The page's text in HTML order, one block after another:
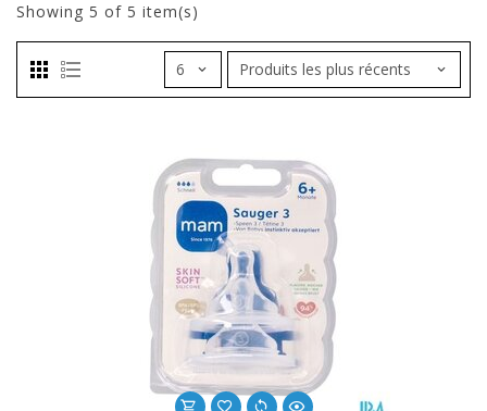
Showing 5 of 5 item(s)